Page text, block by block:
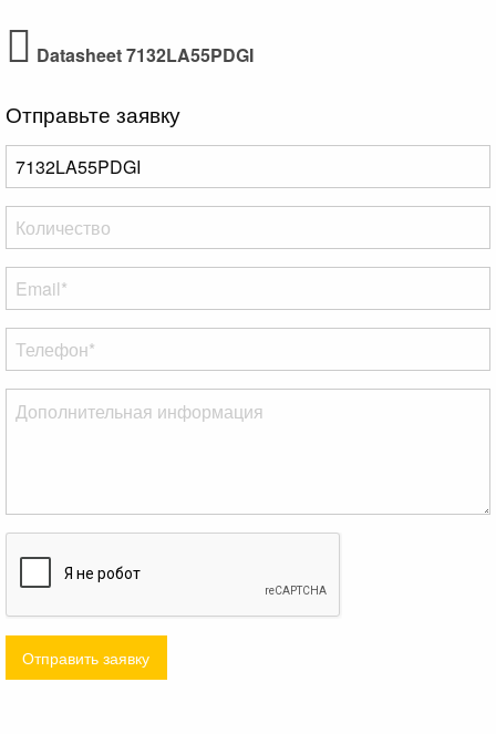
Datasheet 7132LA55PDGI
Отправьте заявку
Отправить заявку